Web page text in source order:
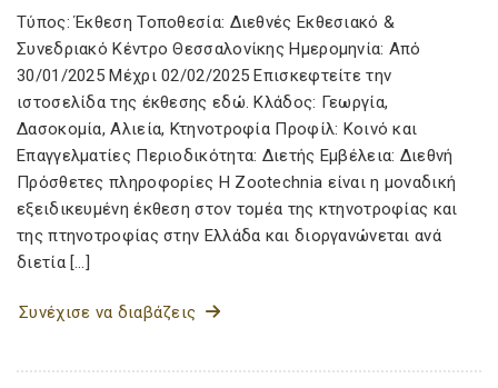
Τύπος: Έκθεση Τοποθεσία: Διεθνές Εκθεσιακό &
Συνεδριακό Κέντρο Θεσσαλονίκης Ημερομηνία: Από
30/01/2025 Μέχρι 02/02/2025 Επισκεφτείτε την
ιστοσελίδα της έκθεσης εδώ. Κλάδος: Γεωργία,
Δασοκομία, Αλιεία, Κτηνοτροφία Προφίλ: Κοινό και
Επαγγελματίες Περιοδικότητα: Διετής Εμβέλεια: Διεθνή
Πρόσθετες πληροφορίες Η Zootechnia είναι η μοναδική
εξειδικευμένη έκθεση στον τομέα της κτηνοτροφίας και
της πτηνοτροφίας στην Ελλάδα και διοργανώνεται ανά
διετία […]
Συνέχισε να διαβάζεις